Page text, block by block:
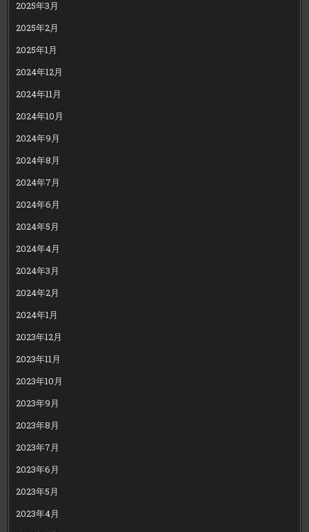
2025年3月
2025年2月
2025年1月
2024年12月
2024年11月
2024年10月
2024年9月
2024年8月
2024年7月
2024年6月
2024年5月
2024年4月
2024年3月
2024年2月
2024年1月
2023年12月
2023年11月
2023年10月
2023年9月
2023年8月
2023年7月
2023年6月
2023年5月
2023年4月